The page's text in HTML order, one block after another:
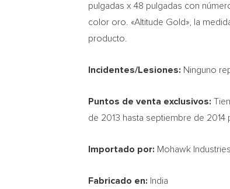
pulgadas x 48 pulgadas con
color oro. «Altitude Gold», la
producto.
Incidentes/Lesiones: Ninguno
Puntos de venta exclusivos:
de 2013 hasta septiembre de 2014
Importado por: Mohawk
Fabricado en: India